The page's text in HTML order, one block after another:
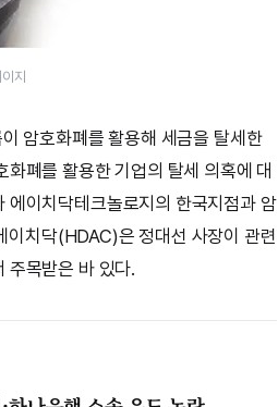
지
암호화폐를 활용해 세금을 탈세한
폐를 활용한 기업의 탈세 의혹에 대
에이치닥테크놀로지의 한국지점과 암
이치닥(HDAC)은 정대선 사장이 관련
주목받은 바 있다.